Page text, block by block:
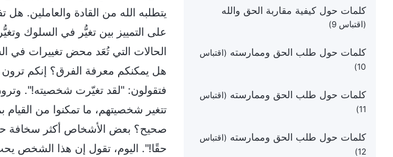
كلمات حول كيفية مقاربة الحق والله
(اقتباس 9)
كلمات حول طلب الحق وممارسته (اقتباس
10)
كلمات حول طلب الحق وممارسته (اقتباس
11)
كلمات حول طلب الحق وممارسته (اقتباس
12)
يتطلبه الله من القادة والعاملين.
على التمييز بين تغيُّر في السلوك
الحالات التي تُعَد محض تغييرات في
هل يمكنكم معرفة الفرق؟ إنكم
فتقولون: "لقد تغيّرت شخصيته!".
تتغير شخصيتهم، ما تمكنوا من
صحيح؟ بعض الأشخاص أكثر سخافة
حقًا!". اليوم، تقول إن هذا الشخص